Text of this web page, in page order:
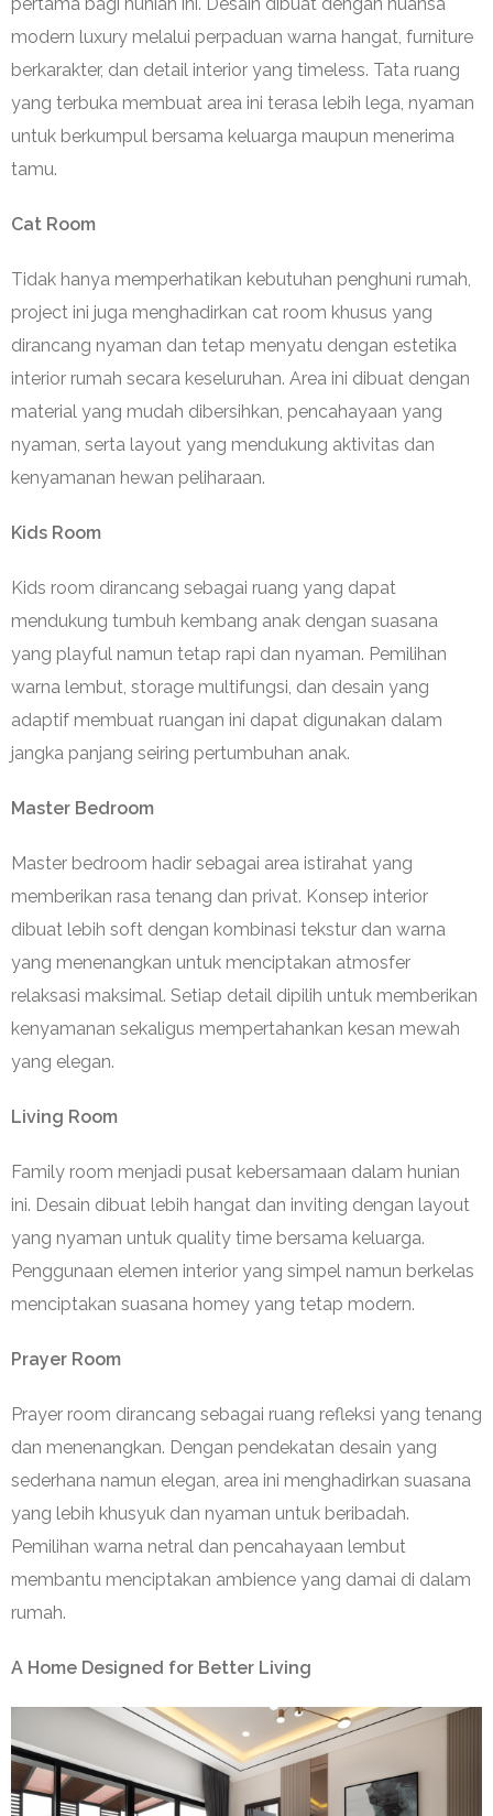
pertama bagi hunian ini. Desain dibuat dengan nuansa
modern luxury melalui perpaduan warna hangat, furniture
berkarakter, dan detail interior yang timeless. Tata ruang
yang terbuka membuat area ini terasa lebih lega, nyaman
untuk berkumpul bersama keluarga maupun menerima
tamu.
Cat Room
Tidak hanya memperhatikan kebutuhan penghuni rumah,
project ini juga menghadirkan cat room khusus yang
dirancang nyaman dan tetap menyatu dengan estetika
interior rumah secara keseluruhan. Area ini dibuat dengan
material yang mudah dibersihkan, pencahayaan yang
nyaman, serta layout yang mendukung aktivitas dan
kenyamanan hewan peliharaan.
Kids Room
Kids room dirancang sebagai ruang yang dapat
mendukung tumbuh kembang anak dengan suasana
yang playful namun tetap rapi dan nyaman. Pemilihan
warna lembut, storage multifungsi, dan desain yang
adaptif membuat ruangan ini dapat digunakan dalam
jangka panjang seiring pertumbuhan anak.
Master Bedroom
Master bedroom hadir sebagai area istirahat yang
memberikan rasa tenang dan privat. Konsep interior
dibuat lebih soft dengan kombinasi tekstur dan warna
yang menenangkan untuk menciptakan atmosfer
relaksasi maksimal. Setiap detail dipilih untuk memberikan
kenyamanan sekaligus mempertahankan kesan mewah
yang elegan.
Living Room
Family room menjadi pusat kebersamaan dalam hunian
ini. Desain dibuat lebih hangat dan inviting dengan layout
yang nyaman untuk quality time bersama keluarga.
Penggunaan elemen interior yang simpel namun berkelas
menciptakan suasana homey yang tetap modern.
Prayer Room
Prayer room dirancang sebagai ruang refleksi yang tenang
dan menenangkan. Dengan pendekatan desain yang
sederhana namun elegan, area ini menghadirkan suasana
yang lebih khusyuk dan nyaman untuk beribadah.
Pemilihan warna netral dan pencahayaan lembut
membantu menciptakan ambience yang damai di dalam
rumah.
A Home Designed for Better Living